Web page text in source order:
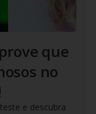
que
no
e descubra